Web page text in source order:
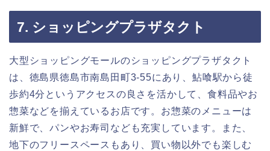
7. ショッピングプラザタクト
大型ショッピングモールのショッピングプラザタクト
は、徳島県徳島市南島田町3-55にあり、鮎喰駅から徒
歩約4分というアクセスの良さを活かして、食料品やお
惣菜などを揃えているお店です。お惣菜のメニューは
新鮮で、パンやお寿司なども充実しています。また、
地下のフリースペースもあり、買い物以外でも楽しむ